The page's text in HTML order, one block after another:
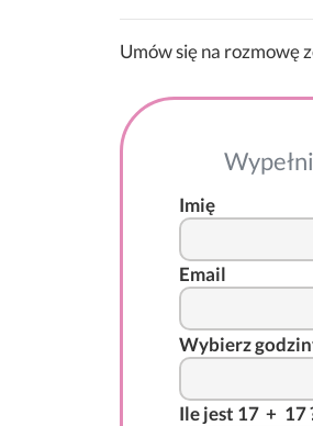
Umów się na rozmowę
Imię
Email
Wybierz
Ile jest 17 + 17